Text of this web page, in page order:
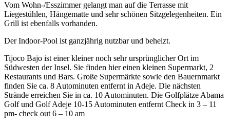
Vom Wohn-/Esszimmer gelangt man auf die Terrasse mit
Liegestühlen, Hängematte und sehr schönen Sitzgelegenheiten. Ein
Grill ist ebenfalls vorhanden.
Der Indoor-Pool ist ganzjährig nutzbar und beheizt.
Tijoco Bajo ist einer kleiner noch sehr ursprünglicher Ort im
Südwesten der Insel. Sie finden hier einen kleinen Supermarkt, 2
Restaurants und Bars. Große Supermärkte sowie den Bauernmarkt
finden Sie ca. 8 Autominuten entfernt in Adeje. Die nächsten
Strände erreichen Sie in ca. 10 Autominuten. Die Golfplätze Abama
Golf und Golf Adeje 10-15 Autominuten entfernt Check in 3 – 11
pm- check out 6 – 10 am